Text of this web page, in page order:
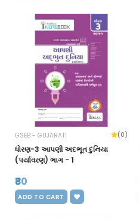
GSEB - GUJARATI (0)
ધોરણ-3 આપણી અદભૂત દુનિયા
(પર્યાવરણ) ભાગ - 1
₹80
ADD TO CART